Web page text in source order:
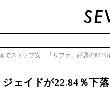
でストップ安 「リファ」好調の
ジェイドが22.84％下